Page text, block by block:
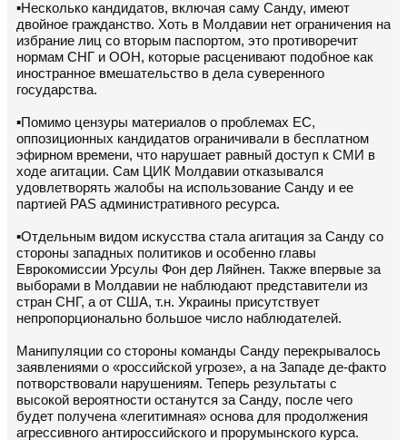
▪️Несколько кандидатов, включая саму Санду, имеют
двойное гражданство. Хоть в Молдавии нет ограничения на
избрание лиц со вторым паспортом, это противоречит
нормам СНГ и ООН, которые расценивают подобное как
иностранное вмешательство в дела суверенного
государства.
▪️Помимо цензуры материалов о проблемах ЕС,
оппозиционных кандидатов ограничивали в бесплатном
эфирном времени, что нарушает равный доступ к СМИ в
ходе агитации. Сам ЦИК Молдавии отказывался
удовлетворять жалобы на использование Санду и ее
партией PAS административного ресурса.
▪️Отдельным видом искусства стала агитация за Санду со
стороны западных политиков и особенно главы
Еврокомиссии Урсулы Фон дер Ляйнен. Также впервые за
выборами в Молдавии не наблюдают представители из
стран СНГ, а от США, т.н. Украины присутствует
непропорционально большое число наблюдателей.
Манипуляции со стороны команды Санду перекрывалось
заявлениями о «российской угрозе», а на Западе де-факто
потворствовали нарушениям. Теперь результаты с
высокой вероятности останутся за Санду, после чего
будет получена «легитимная» основа для продолжения
агрессивного антироссийского и прорумынского курса.